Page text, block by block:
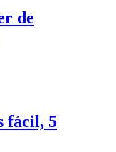
de
fácil, 5